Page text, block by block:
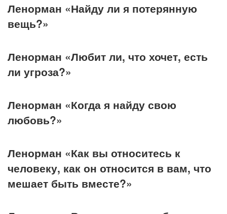
Ленорман «Найду ли я потерянную
вещь?»
Ленорман «Любит ли, что хочет, есть
ли угроза?»
Ленорман «Когда я найду свою
любовь?»
Ленорман «Как вы относитесь к
человеку, как он относится в вам, что
мешает быть вместе?»